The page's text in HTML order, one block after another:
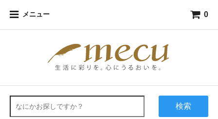
メニュー 0
検索